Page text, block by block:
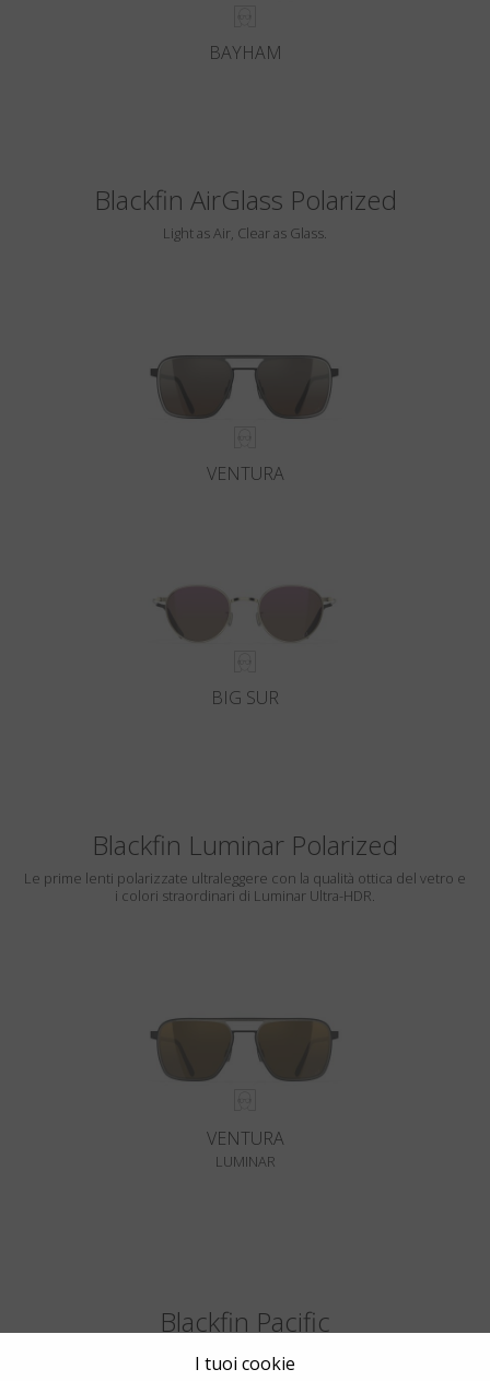
BAYHAM
Blackfin AirGlass Polarized
Light as Air, Clear as Glass.
VENTURA
BIG SUR
Blackfin Luminar Polarized
Le prime lenti polarizzate ultraleggere con la qualità ottica del vetro e
i colori straordinari di Luminar Ultra-HDR.
VENTURA
LUMINAR
Blackfin Pacific
Da un Solido Blocco di Titanio. I Classici, Reinventati.
I tuoi cookie